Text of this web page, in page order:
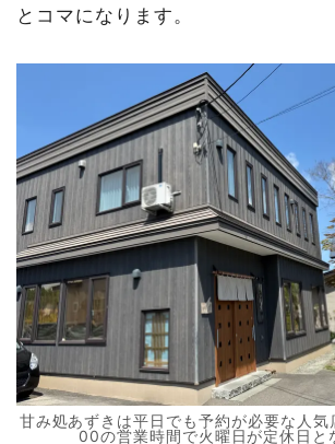
とコマになります。
甘み処あずきは平日でも予約が必要な人気
00の営業時間で火曜日が定休日と